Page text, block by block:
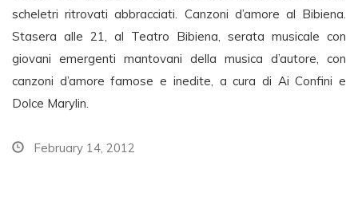
scheletri ritrovati abbracciati. Canzoni d’amore al Bibiena.
Stasera alle 21, al Teatro Bibiena, serata musicale con
giovani emergenti mantovani della musica d’autore, con
canzoni d’amore famose e inedite, a cura di Ai Confini e
Dolce Marylin.
February 14, 2012